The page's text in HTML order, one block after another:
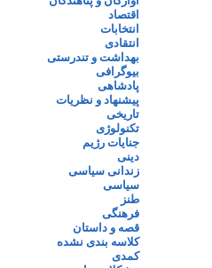
اقتصاد
انتخابات
انتقادی
بهداشت و تندرستی
بیوگرافی
پادشاهی
پیشنهاد و نظریات
تاریخی
تکنولوژی
جنایات رژیم
دینی
زندانی سیاسی
سیاسی
طنز
فرهنگی
قصه و داستان
کلاسه بندی نشده
کمدی